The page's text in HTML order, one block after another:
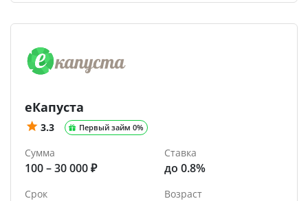
еКапуста
3.3 Первый займ 0%
Сумма
100 – 30 000 ₽
Ставка
до 0.8%
Срок Возраст